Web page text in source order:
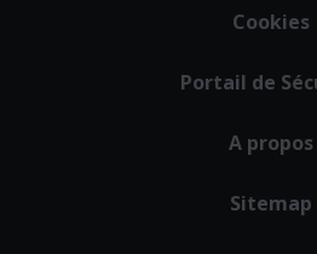
Cookies
Portail de
A propos
Sitemap